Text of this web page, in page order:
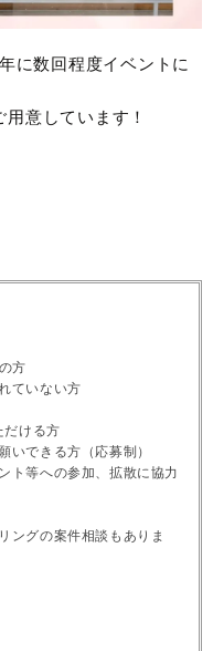
に数回程度イベントに
意しています！
方
ていない方
だける方
いできる方（応募制）
ト等への参加、拡散に協力
ングの案件相談もありま